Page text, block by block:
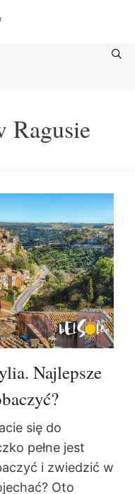
Ragusie
Najlepsze
się do
pełne jest
i zwiedzić w
Oto